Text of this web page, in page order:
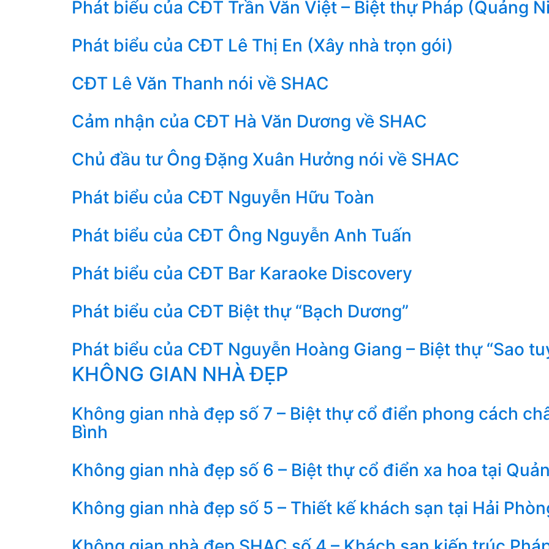
Phát biểu của CĐT Trần Văn Việt – Biệt thự Pháp (Quảng
Phát biểu của CĐT Lê Thị En (Xây nhà trọn gói)
CĐT Lê Văn Thanh nói về SHAC
Cảm nhận của CĐT Hà Văn Dương về SHAC
Chủ đầu tư Ông Đặng Xuân Hưởng nói về SHAC
Phát biểu của CĐT Nguyễn Hữu Toàn
Phát biểu của CĐT Ông Nguyễn Anh Tuấn
Phát biểu của CĐT Bar Karaoke Discovery
Phát biểu của CĐT Biệt thự “Bạch Dương”
Phát biểu của CĐT Nguyễn Hoàng Giang – Biệt thự “Sao
KHÔNG GIAN NHÀ ĐẸP
Không gian nhà đẹp số 7 – Biệt thự cổ điển phong cách
Bình
Không gian nhà đẹp số 6 – Biệt thự cổ điển xa hoa tại
Không gian nhà đẹp số 5 – Thiết kế khách sạn tại Hải